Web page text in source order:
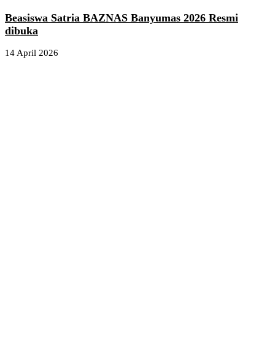
Beasiswa Satria BAZNAS Banyumas 2026 Resmi
dibuka
14 April 2026